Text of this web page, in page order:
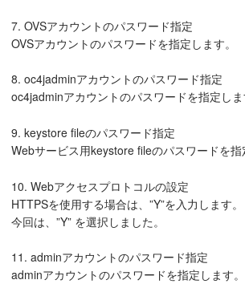
7. OVSアカウントのパスワード指定
OVSアカウントのパスワードを指定します。
8. oc4jadminアカウントのパスワード指定
oc4jadminアカウントのパスワードを指定しま
9. keystore fileのパスワード指定
Webサービス用keystore fileのパスワードを指
10. Webアクセスプロトコルの設定
HTTPSを使用する場合は、”Y”を入力します。
今回は、”Y” を選択しました。
11. adminアカウントのパスワード指定
adminアカウントのパスワードを指定します。